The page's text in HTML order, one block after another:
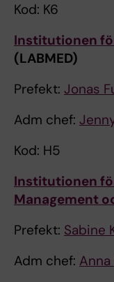
Kod: K6
Institutionen
(LABMED)
Prefekt: Jonas
Adm chef:
Kod: H5
Institutionen
Management
Prefekt: Sabine
Adm chef: